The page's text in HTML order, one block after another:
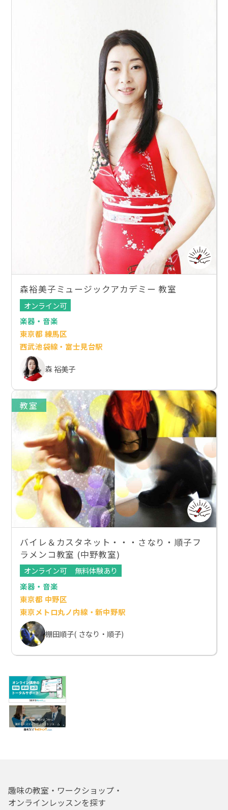
森裕美子ミュージックアカデミー 教室
オンライン可
楽器・音楽
東京都 練馬区
西武池袋線・富士見台駅
森 裕美子
教室
バイレ＆カスタネット・・・さなり・順子フ
ラメンコ教室 (中野教室)
オンライン可
無料体験あり
楽器・音楽
東京都 中野区
東京メトロ丸ノ内線・新中野駅
棚田順子( さなり・順子)
趣味の教室・ワークショップ・
オンラインレッスンを探す